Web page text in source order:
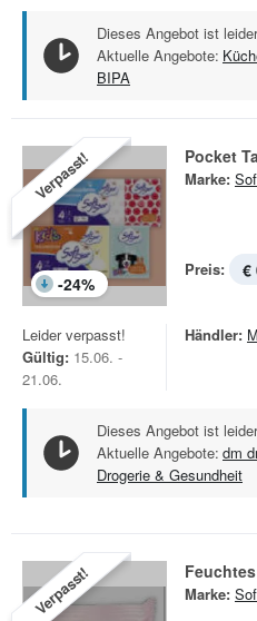
Dieses Angebot ist
Aktuelle Angebote:
BIPA
Verpasst!
-24%
Pocket
Marke:
Preis: €
Leider verpasst!
Gültig: 15.06. -
21.06.
Händler:
Dieses Angebot ist
Aktuelle Angebote: dm
Drogerie & Gesundheit
Verpasst! Marke: